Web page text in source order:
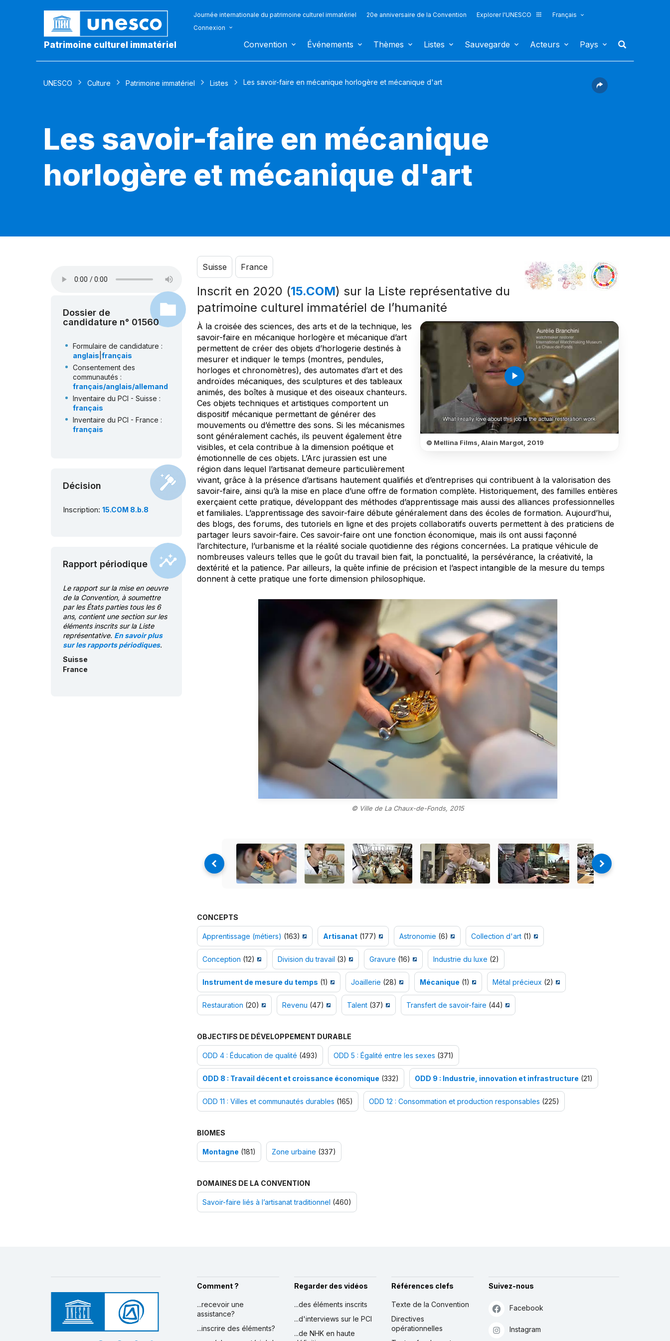
Patrimoine culturel immatériel
Journée internationale du patrimoine culturel immatériel 20e anniversaire de la Convention Explorer l'UNESCO
Français
Connexion
Convention Événements Thèmes Listes Sauvegarde Acteurs Pays
UNESCO Culture Patrimoine immatériel Listes Les savoir-faire en mécanique horlogère et mécanique d'art
Les savoir-faire en mécanique
horlogère et mécanique d'art
Dossier de
candidature n° 01560
Formulaire de candidature :
anglais français
Consentement des
communautés :
français/anglais/allemand
Inventaire du PCI - Suisse :
français
Inventaire du PCI - France :
français
Décision
Inscription: 15.COM 8.b.8
Rapport périodique
Le rapport sur la mise en oeuvre
de la Convention, à soumettre
par les États parties tous les 6
ans, contient une section sur les
éléments inscrits sur la Liste
représentative. En savoir plus
sur les rapports périodiques.
Suisse
France
Suisse France
Inscrit en 2020 (15.COM) sur la Liste représentative du
patrimoine culturel immatériel de l’humanité
play_arrow
© Mellina Films, Alain Margot, 2019
À la croisée des sciences, des arts et de la technique, les
savoir-faire en mécanique horlogère et mécanique d’art
permettent de créer des objets d’horlogerie destinés à
mesurer et indiquer le temps (montres, pendules,
horloges et chronomètres), des automates d’art et des
androïdes mécaniques, des sculptures et des tableaux
animés, des boîtes à musique et des oiseaux chanteurs.
Ces objets techniques et artistiques comportent un
dispositif mécanique permettant de générer des
mouvements ou d’émettre des sons. Si les mécanismes
sont généralement cachés, ils peuvent également être
visibles, et cela contribue à la dimension poétique et
émotionnelle de ces objets. L’Arc jurassien est une
région dans lequel l’artisanat demeure particulièrement
vivant, grâce à la présence d’artisans hautement qualifiés et d’entreprises qui contribuent à la valorisation des
savoir-faire, ainsi qu’à la mise en place d’une offre de formation complète. Historiquement, des familles entières
exerçaient cette pratique, développant des méthodes d’apprentissage mais aussi des alliances professionnelles
et familiales. L’apprentissage des savoir-faire débute généralement dans des écoles de formation. Aujourd’hui,
des blogs, des forums, des tutoriels en ligne et des projets collaboratifs ouverts permettent à des praticiens de
partager leurs savoir-faire. Ces savoir-faire ont une fonction économique, mais ils ont aussi façonné
l’architecture, l’urbanisme et la réalité sociale quotidienne des régions concernées. La pratique véhicule de
nombreuses valeurs telles que le goût du travail bien fait, la ponctualité, la persévérance, la créativité, la
dextérité et la patience. Par ailleurs, la quête infinie de précision et l’aspect intangible de la mesure du temps
donnent à cette pratique une forte dimension philosophique.
© Ville de La Chaux-de-Fonds, 2015
CONCEPTS
Apprentissage (métiers) (163) Artisanat(177) Astronomie (6) Collection d'art(1)
Conception (12) Division du travail (3) Gravure (16) Industrie du luxe (2)
Instrument de mesure du temps (1) Joaillerie (28) Mécanique (1) Métal précieux (2)
Restauration (20) Revenu (47) Talent(37) Transfert de savoir-faire (44)
OBJECTIFS DE DÉVELOPPEMENT DURABLE
ODD 4 : Éducation de qualité (493) ODD 5 : Égalité entre les sexes (371)
ODD 8 : Travail décent et croissance économique (332) ODD 9 : Industrie, innovation et infrastructure (21)
ODD 11 : Villes et communautés durables (165) ODD 12 : Consommation et production responsables (225)
BIOMES
Montagne (181) Zone urbaine (337)
DOMAINES DE LA CONVENTION
Savoir-faire liés à l’artisanat traditionnel (460)
Comment ?
...recevoir une
assistance?
...inscrire des éléments?
Regarder des vidéos
...des éléments inscrits
...d'interviews sur le PCI
...de NHK en haute
Références clefs
Texte de la Convention
Directives
opérationnelles
Suivez-nous
Facebook
Instagram